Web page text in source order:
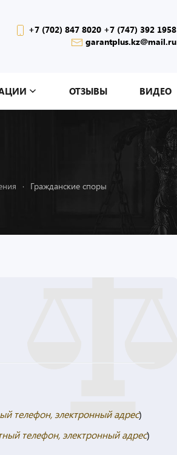
+7 (702) 847 8020 +7 (747) 392 1958
garantplus.kz@mail.ru
ОТЗЫВЫ ВИДЕО
Гражданские споры
телефон, электронный адрес)
телефон, электронный адрес)